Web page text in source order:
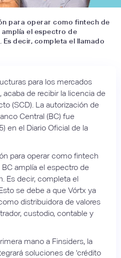
para operar como fintech de
el espectro de
decir, completa el llamado
para los mercados
de recibir la licencia de
(SCD). La autorización de
Central (BC) fue
en el Diario Oficial de la
para operar como fintech
amplía el espectro de
Es decir, completa el
se debe a que Vórtx ya
distribuidora de valores
custodio, contable y
mano a Finsiders, la
soluciones de 'crédito